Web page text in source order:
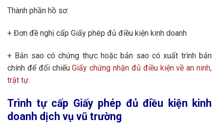
Thành phần hồ sơ:
+ Đơn đề nghị cấp Giấy phép đủ điều kiện kinh doanh
+ Bản sao có chứng thực hoặc bản sao có xuất trình bản
chính để đối chiếuGiấy chứng nhận đủ điều kiện về an ninh,
trật tự.
Trình tự cấp Giấy phép đủ điều kiện kinh
doanh dịch vụ vũ trường